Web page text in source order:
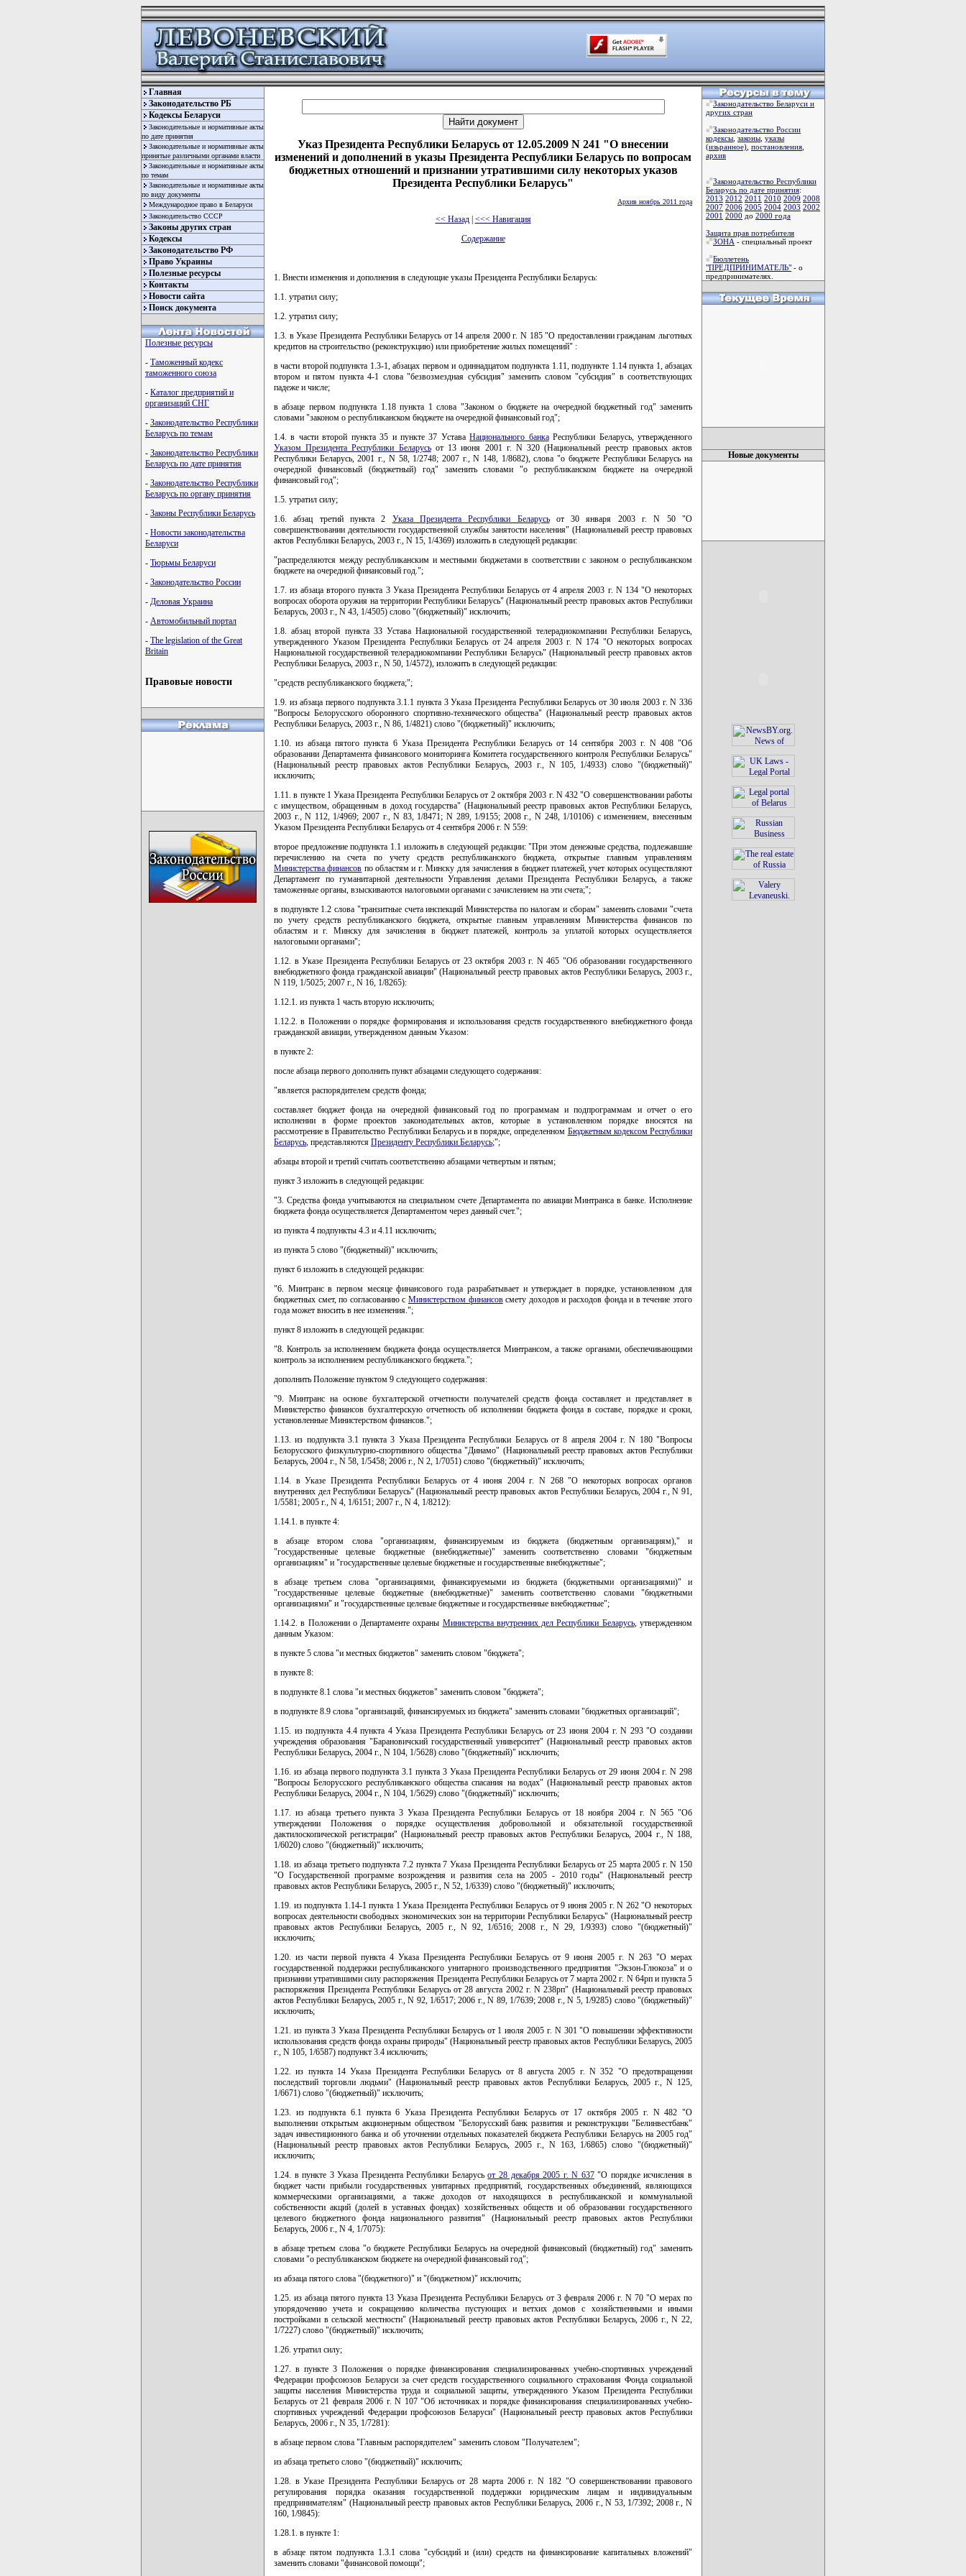
Главная
Законодательство РБ
Кодексы Беларуси
Законодательные и нормативные акты
по дате принятия
Законодательные и нормативные акты
принятые различными органами власти
Законодательные и нормативные акты
по темам
Законодательные и нормативные акты
по виду документы
Международное право в Беларуси
Законодательство СССР
Законы других стран
Кодексы
Законодательство РФ
Право Украины
Полезные ресурсы
Контакты
Новости сайта
Поиск документа
Полезные ресурсы
- Таможенный кодекс
таможенного союза
- Каталог предприятий и
организаций СНГ
- Законодательство Республики
Беларусь по темам
- Законодательство Республики
Беларусь по дате принятия
- Законодательство Республики
Беларусь по органу принятия
- Законы Республики Беларусь
- Новости законодательства
Беларуси
- Тюрьмы Беларуси
- Законодательство России
- Деловая Украина
- Автомобильный портал
- The legislation of the Great
Britain
Правовые новости
Указ Президента Республики Беларусь от 12.05.2009 N 241 "О внесении
изменений и дополнений в указы Президента Республики Беларусь по вопросам
бюджетных отношений и признании утратившими силу некоторых указов
Президента Республики Беларусь"
Архив ноябрь 2011 года
<< Назад| <<< Навигация
Содержание
1. Внести изменения и дополнения в следующие указы Президента Республики Беларусь:
1.1. утратил силу;
1.2. утратил силу;
1.3. в Указе Президента Республики Беларусь от 14 апреля 2000 г. N 185 "О предоставлении гражданам льготных
кредитов на строительство (реконструкцию) или приобретение жилых помещений" :
в части второй подпункта 1.3-1, абзацах первом и одиннадцатом подпункта 1.11, подпункте 1.14 пункта 1, абзацах
втором и пятом пункта 4-1 слова "безвозмездная субсидия" заменить словом "субсидия" в соответствующих
падеже и числе;
в абзаце первом подпункта 1.18 пункта 1 слова "Законом о бюджете на очередной бюджетный год" заменить
словами "законом о республиканском бюджете на очередной финансовый год";
1.4. в части второй пункта 35 и пункте 37 УставаНационального банкаРеспублики Беларусь, утвержденного
Указом Президента Республики Беларусьот 13 июня 2001 г. N 320 (Национальный реестр правовых актов
Республики Беларусь, 2001 г., N 58, 1/2748; 2007 г., N 148, 1/8682), слова "о бюджете Республики Беларусь на
очередной финансовый (бюджетный) год" заменить словами "о республиканском бюджете на очередной
финансовый год";
1.5. утратил силу;
1.6. абзац третий пункта 2 Указа Президента Республики Беларусьот 30 января 2003 г. N 50 "О
совершенствовании деятельности государственной службы занятости населения" (Национальный реестр правовых
актов Республики Беларусь, 2003 г., N 15, 1/4369) изложить в следующей редакции:
"распределяются между республиканским и местными бюджетами в соответствии с законом о республиканском
бюджете на очередной финансовый год.";
1.7. из абзаца второго пункта 3 Указа Президента Республики Беларусь от 4 апреля 2003 г. N 134 "О некоторых
вопросах оборота оружия на территории Республики Беларусь" (Национальный реестр правовых актов Республики
Беларусь, 2003 г., N 43, 1/4505) слово "(бюджетный)" исключить;
1.8. абзац второй пункта 33 Устава Национальной государственной телерадиокомпании Республики Беларусь,
утвержденного Указом Президента Республики Беларусь от 24 апреля 2003 г. N 174 "О некоторых вопросах
Национальной государственной телерадиокомпании Республики Беларусь" (Национальный реестр правовых актов
Республики Беларусь, 2003 г., N 50, 1/4572), изложить в следующей редакции:
"средств республиканского бюджета;";
1.9. из абзаца первого подпункта 3.1.1 пункта 3 Указа Президента Республики Беларусь от 30 июля 2003 г. N 336
"Вопросы Белорусского оборонного спортивно-технического общества" (Национальный реестр правовых актов
Республики Беларусь, 2003 г., N 86, 1/4821) слово "(бюджетный)" исключить;
1.10. из абзаца пятого пункта 6 Указа Президента Республики Беларусь от 14 сентября 2003 г. N 408 "Об
образовании Департамента финансового мониторинга Комитета государственного контроля Республики Беларусь"
(Национальный реестр правовых актов Республики Беларусь, 2003 г., N 105, 1/4933) слово "(бюджетный)"
исключить;
1.11. в пункте 1 Указа Президента Республики Беларусь от 2 октября 2003 г. N 432 "О совершенствовании работы
с имуществом, обращенным в доход государства" (Национальный реестр правовых актов Республики Беларусь,
2003 г., N 112, 1/4969; 2007 г., N 83, 1/8471; N 289, 1/9155; 2008 г., N 248, 1/10106) с изменением, внесенным
Указом Президента Республики Беларусь от 4 сентября 2006 г. N 559:
второе предложение подпункта 1.1 изложить в следующей редакции: "При этом денежные средства, подлежавшие
перечислению на счета по учету средств республиканского бюджета, открытые главным управлениям
Министерства финансов по областям и г. Минску для зачисления в бюджет платежей, учет которых осуществляют
Департамент по гуманитарной деятельности Управления делами Президента Республики Беларусь, а также
таможенные органы, взыскиваются налоговыми органами с зачислением на эти счета;";
в подпункте 1.2 слова "транзитные счета инспекций Министерства по налогам и сборам" заменить словами "счета
по учету средств республиканского бюджета, открытые главным управлениям Министерства финансов по
областям и г. Минску для зачисления в бюджет платежей, контроль за уплатой которых осуществляется
налоговыми органами";
1.12. в Указе Президента Республики Беларусь от 23 октября 2003 г. N 465 "Об образовании государственного
внебюджетного фонда гражданской авиации" (Национальный реестр правовых актов Республики Беларусь, 2003 г.,
N 119, 1/5025; 2007 г., N 16, 1/8265):
1.12.1. из пункта 1 часть вторую исключить;
1.12.2. в Положении о порядке формирования и использования средств государственного внебюджетного фонда
гражданской авиации, утвержденном данным Указом:
в пункте 2:
после абзаца первого дополнить пункт абзацами следующего содержания:
"является распорядителем средств фонда;
составляет бюджет фонда на очередной финансовый год по программам и подпрограммам и отчет о его
исполнении в форме проектов законодательных актов, которые в установленном порядке вносятся на
рассмотрение в Правительство Республики Беларусь и в порядке, определенном Бюджетным кодексом Республики
Беларусь , представляются Президенту Республики Беларусь;";
абзацы второй и третий считать соответственно абзацами четвертым и пятым;
пункт 3 изложить в следующей редакции:
"3. Средства фонда учитываются на специальном счете Департамента по авиации Минтранса в банке. Исполнение
бюджета фонда осуществляется Департаментом через данный счет.";
из пункта 4 подпункты 4.3 и 4.11 исключить;
из пункта 5 слово "(бюджетный)" исключить;
пункт 6 изложить в следующей редакции:
"6. Минтранс в первом месяце финансового года разрабатывает и утверждает в порядке, установленном для
бюджетных смет, по согласованию с Министерством финансовсмету доходов и расходов фонда и в течение этого
года может вносить в нее изменения.";
пункт 8 изложить в следующей редакции:
"8. Контроль за исполнением бюджета фонда осуществляется Минтрансом, а также органами, обеспечивающими
контроль за исполнением республиканского бюджета.";
дополнить Положение пунктом 9 следующего содержания:
"9. Минтранс на основе бухгалтерской отчетности получателей средств фонда составляет и представляет в
Министерство финансов бухгалтерскую отчетность об исполнении бюджета фонда в составе, порядке и сроки,
установленные Министерством финансов.";
1.13. из подпункта 3.1 пункта 3 Указа Президента Республики Беларусь от 8 апреля 2004 г. N 180 "Вопросы
Белорусского физкультурно-спортивного общества "Динамо" (Национальный реестр правовых актов Республики
Беларусь, 2004 г., N 58, 1/5458; 2006 г., N 2, 1/7051) слово "(бюджетный)" исключить;
1.14. в Указе Президента Республики Беларусь от 4 июня 2004 г. N 268 "О некоторых вопросах органов
внутренних дел Республики Беларусь" (Национальный реестр правовых актов Республики Беларусь, 2004 г., N 91,
1/5581; 2005 г., N 4, 1/6151; 2007 г., N 4, 1/8212):
1.14.1. в пункте 4:
в абзаце втором слова "организациям, финансируемым из бюджета (бюджетным организациям)," и
"государственные целевые бюджетные (внебюджетные)" заменить соответственно словами "бюджетным
организациям" и "государственные целевые бюджетные и государственные внебюджетные";
в абзаце третьем слова "организациями, финансируемыми из бюджета (бюджетными организациями)" и
"государственные целевые бюджетные (внебюджетные)" заменить соответственно словами "бюджетными
организациями" и "государственные целевые бюджетные и государственные внебюджетные";
1.14.2. в Положении о Департаменте охраны Министерства внутренних дел Республики Беларусь, утвержденном
данным Указом:
в пункте 5 слова "и местных бюджетов" заменить словом "бюджета";
в пункте 8:
в подпункте 8.1 слова "и местных бюджетов" заменить словом "бюджета";
в подпункте 8.9 слова "организаций, финансируемых из бюджета" заменить словами "бюджетных организаций";
1.15. из подпункта 4.4 пункта 4 Указа Президента Республики Беларусь от 23 июня 2004 г. N 293 "О создании
учреждения образования "Барановичский государственный университет" (Национальный реестр правовых актов
Республики Беларусь, 2004 г., N 104, 1/5628) слово "(бюджетный)" исключить;
1.16. из абзаца первого подпункта 3.1 пункта 3 Указа Президента Республики Беларусь от 29 июня 2004 г. N 298
"Вопросы Белорусского республиканского общества спасания на водах" (Национальный реестр правовых актов
Республики Беларусь, 2004 г., N 104, 1/5629) слово "(бюджетный)" исключить;
1.17. из абзаца третьего пункта 3 Указа Президента Республики Беларусь от 18 ноября 2004 г. N 565 "Об
утверждении Положения о порядке осуществления добровольной и обязательной государственной
дактилоскопической регистрации" (Национальный реестр правовых актов Республики Беларусь, 2004 г., N 188,
1/6020) слово "(бюджетный)" исключить;
1.18. из абзаца третьего подпункта 7.2 пункта 7 Указа Президента Республики Беларусь от 25 марта 2005 г. N 150
"О Государственной программе возрождения и развития села на 2005 - 2010 годы" (Национальный реестр
правовых актов Республики Беларусь, 2005 г., N 52, 1/6339) слово "(бюджетный)" исключить;
1.19. из подпункта 1.14-1 пункта 1 Указа Президента Республики Беларусь от 9 июня 2005 г. N 262 "О некоторых
вопросах деятельности свободных экономических зон на территории Республики Беларусь" (Национальный реестр
правовых актов Республики Беларусь, 2005 г., N 92, 1/6516; 2008 г., N 29, 1/9393) слово "(бюджетный)"
исключить;
1.20. из части первой пункта 4 Указа Президента Республики Беларусь от 9 июня 2005 г. N 263 "О мерах
государственной поддержки республиканского унитарного производственного предприятия "Экзон-Глюкоза" и о
признании утратившими силу распоряжения Президента Республики Беларусь от 7 марта 2002 г. N 64рп и пункта 5
распоряжения Президента Республики Беларусь от 28 августа 2002 г. N 238рп" (Национальный реестр правовых
актов Республики Беларусь, 2005 г., N 92, 1/6517; 2006 г., N 89, 1/7639; 2008 г., N 5, 1/9285) слово "(бюджетный)"
исключить;
1.21. из пункта 3 Указа Президента Республики Беларусь от 1 июля 2005 г. N 301 "О повышении эффективности
использования средств фонда охраны природы" (Национальный реестр правовых актов Республики Беларусь, 2005
г., N 105, 1/6587) подпункт 3.4 исключить;
1.22. из пункта 14 Указа Президента Республики Беларусь от 8 августа 2005 г. N 352 "О предотвращении
последствий торговли людьми" (Национальный реестр правовых актов Республики Беларусь, 2005 г., N 125,
1/6671) слово "(бюджетный)" исключить;
1.23. из подпункта 6.1 пункта 6 Указа Президента Республики Беларусь от 17 октября 2005 г. N 482 "О
выполнении открытым акционерным обществом "Белорусский банк развития и реконструкции "Белинвестбанк"
задач инвестиционного банка и об уточнении отдельных показателей бюджета Республики Беларусь на 2005 год"
(Национальный реестр правовых актов Республики Беларусь, 2005 г., N 163, 1/6865) слово "(бюджетный)"
исключить;
1.24. в пункте 3 Указа Президента Республики Беларусьот 28 декабря 2005 г. N 637"О порядке исчисления в
бюджет части прибыли государственных унитарных предприятий, государственных объединений, являющихся
коммерческими организациями, а также доходов от находящихся в республиканской и коммунальной
собственности акций (долей в уставных фондах) хозяйственных обществ и об образовании государственного
целевого бюджетного фонда национального развития" (Национальный реестр правовых актов Республики
Беларусь, 2006 г., N 4, 1/7075):
в абзаце третьем слова "о бюджете Республики Беларусь на очередной финансовый (бюджетный) год" заменить
словами "о республиканском бюджете на очередной финансовый год";
из абзаца пятого слова "(бюджетного)" и "(бюджетном)" исключить;
1.25. из абзаца пятого пункта 13 Указа Президента Республики Беларусь от 3 февраля 2006 г. N 70 "О мерах по
упорядочению учета и сокращению количества пустующих и ветхих домов с хозяйственными и иными
постройками в сельской местности" (Национальный реестр правовых актов Республики Беларусь, 2006 г., N 22,
1/7227) слово "(бюджетный)" исключить;
1.26. утратил силу;
1.27. в пункте 3 Положения о порядке финансирования специализированных учебно-спортивных учреждений
Федерации профсоюзов Беларуси за счет средств государственного социального страхования Фонда социальной
защиты населения Министерства труда и социальной защиты, утвержденного Указом Президента Республики
Беларусь от 21 февраля 2006 г. N 107 "Об источниках и порядке финансирования специализированных учебно-
спортивных учреждений Федерации профсоюзов Беларуси" (Национальный реестр правовых актов Республики
Беларусь, 2006 г., N 35, 1/7281):
в абзаце первом слова "Главным распорядителем" заменить словом "Получателем";
из абзаца третьего слово "(бюджетный)" исключить;
1.28. в Указе Президента Республики Беларусь от 28 марта 2006 г. N 182 "О совершенствовании правового
регулирования порядка оказания государственной поддержки юридическим лицам и индивидуальным
предпринимателям" (Национальный реестр правовых актов Республики Беларусь, 2006 г., N 53, 1/7392; 2008 г., N
160, 1/9845):
1.28.1. в пункте 1:
в абзаце пятом подпункта 1.3.1 слова "субсидий и (или) средств на финансирование капитальных вложений"
заменить словами "финансовой помощи";
Законодательство Беларуси и
других стран
Законодательство России
кодексы законы указы
(изьранное) постановления
архив
Законодательство Республики
Беларусь по дате принятия:
2013 2012 2011 2010 2009 2008
2007 2006 2005 2004 2003 2002
2001 2000 до 2000 года
Защита прав потребителя
ЗОНА - специальный проект
Бюллетень
"ПРЕДПРИНИМАТЕЛЬ" - о
предпринимателях.
Новые документы